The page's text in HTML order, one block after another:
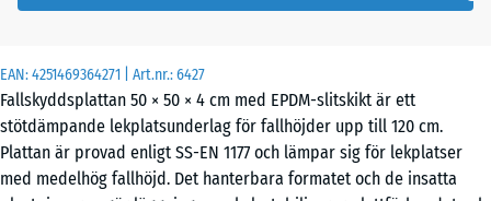
EAN:4251469364271 | Art.nr.:6427
Fallskyddsplattan 50 × 50 × 4 cm med EPDM-slitskikt är ett
stötdämpande lekplatsunderlag för fallhöjder upp till 120 cm.
Plattan är provad enligt SS-EN 1177 och lämpar sig för lekplatser
med medelhög fallhöjd. Det hanterbara formatet och de insatta
Mörkgrå
granit
Rattan